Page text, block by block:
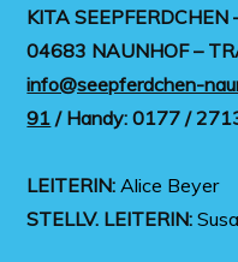
KITA
04683 NAUNHOF –
info@seepferdchen-
91 / Handy: 0177 /
LEITERIN:Alice Beyer
STELLV. LEITERIN: